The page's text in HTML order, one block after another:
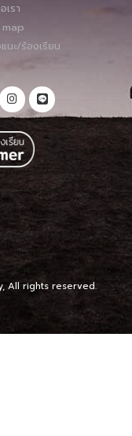
เรา
นะ/ร้องเรียน
All rights reserved.